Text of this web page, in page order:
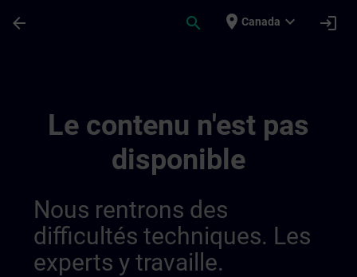
arrow_back search place Canada expand_more login
Le contenu n'est pas
disponible
Nous rentrons des
difficultés techniques. Les
experts y travaille.